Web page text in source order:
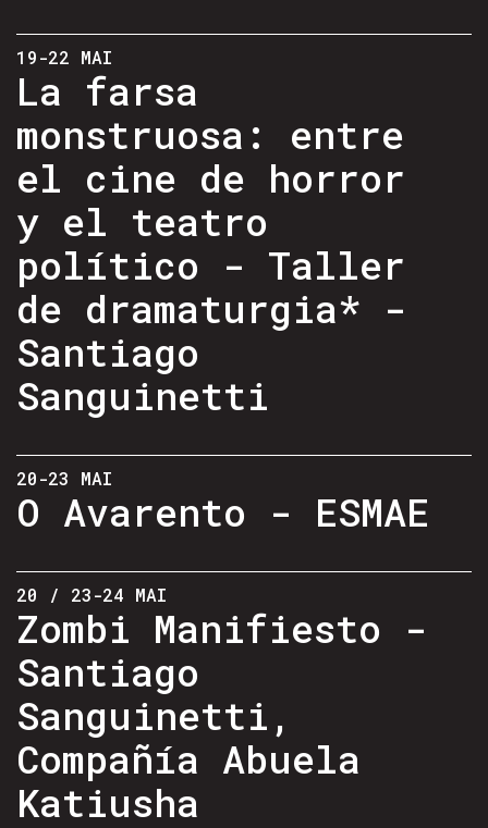
19-22 MAI
La farsa
monstruosa: entre
el cine de horror
y el teatro
político - Taller
de dramaturgia* -
Santiago
Sanguinetti
20-23 MAI
O Avarento - ESMAE
20 / 23-24 MAI
Zombi Manifiesto -
Santiago
Sanguinetti,
Compañía Abuela
Katiusha